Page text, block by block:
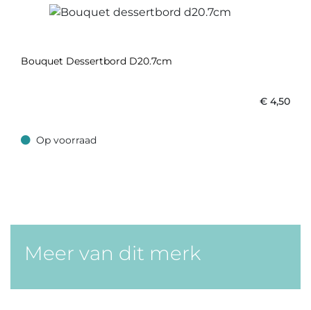
Bouquet Dessertbord D20.7cm
€ 4,50
Op voorraad
Op voorraad
Meer van dit merk